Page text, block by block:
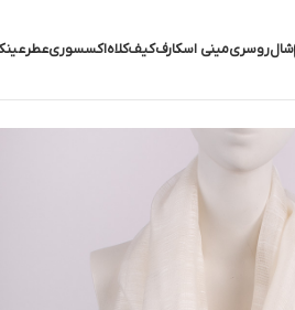
شالروسریمینی اسکارفکیفکلاهاکسسوریعطر